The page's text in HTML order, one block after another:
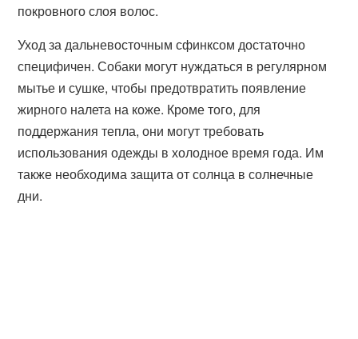
покровного слоя волос.
Уход за дальневосточным сфинксом достаточно
специфичен. Собаки могут нуждаться в регулярном
мытье и сушке, чтобы предотвратить появление
жирного налета на коже. Кроме того, для
поддержания тепла, они могут требовать
использования одежды в холодное время года. Им
также необходима защита от солнца в солнечные
дни.